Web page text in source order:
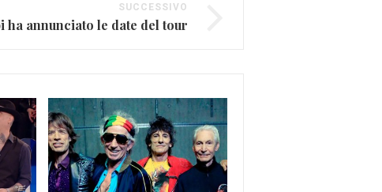
SUCCESSIVO
ha annunciato le date del tour